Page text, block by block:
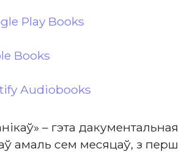
Play Books
Books
Audiobooks
– гэта
амаль сем месяцаў, з